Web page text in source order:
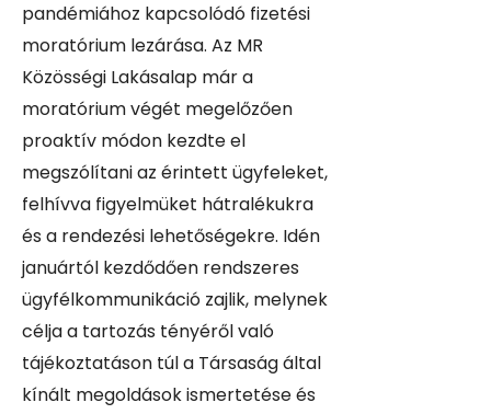
pandémiához kapcsolódó fizetési
moratórium lezárása. Az MR
Közösségi Lakásalap már a
moratórium végét megelőzően
proaktív módon kezdte el
megszólítani az érintett ügyfeleket,
felhívva figyelmüket hátralékukra
és a rendezési lehetőségekre. Idén
januártól kezdődően rendszeres
ügyfélkommunikáció zajlik, melynek
célja a tartozás tényéről való
tájékoztatáson túl a Társaság által
kínált megoldások ismertetése és